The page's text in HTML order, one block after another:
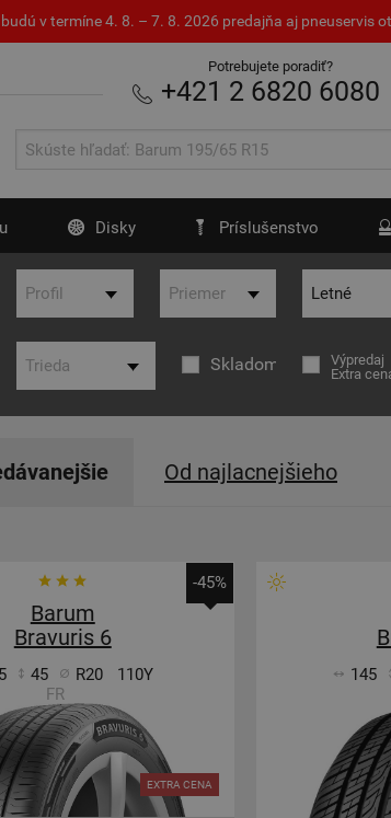
v termíne 4. 8. – 7. 8. 2026 predajňa aj pneuservis
Potrebujete poradiť?
+421 2 6820 6080
Disky Príslušenstvo
Skladom
Výpredaj
Extra
Od najlacnejšieho
-45%
Barum
Bravuris 6
45 R20
110Y
FR
EXTRA CENA
145